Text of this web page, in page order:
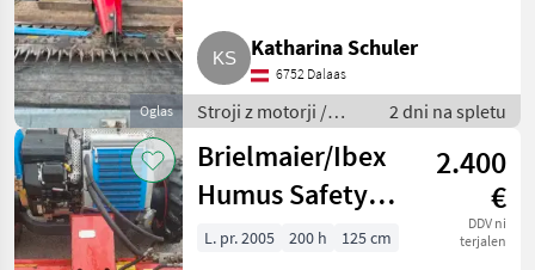
Oglas
Katharina Schuler
6752 Dalaas
Stroji z motorji /
Motorna kosilnica/
prekopalnik
2 dni na spletu
Brielmaier/Ibex
Humus Safety
Mulcher 125
2.400
€
DDV ni
terjalen
L. pr. 2005 200 h 125 cm